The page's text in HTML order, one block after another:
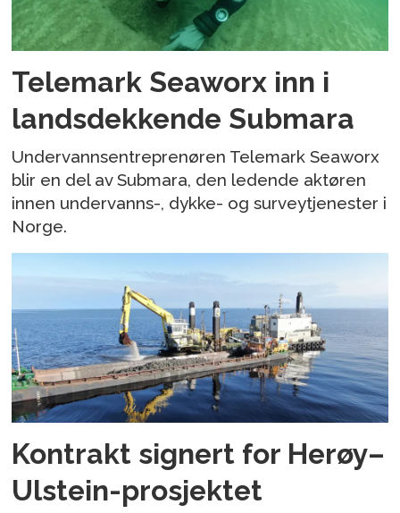
Telemark Seaworx inn i
landsdekkende Submara
Undervannsentreprenøren Telemark Seaworx
blir en del av Submara, den ledende aktøren
innen undervanns-, dykke- og surveytjenester i
Norge.
Kontrakt signert for Herøy–
Ulstein-prosjektet